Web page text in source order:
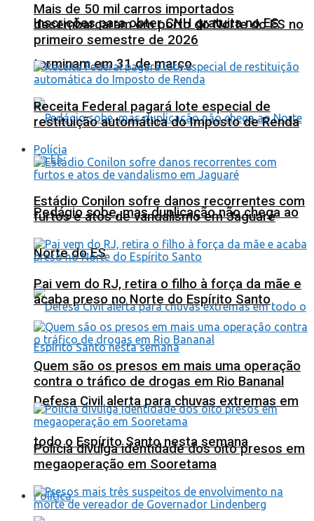
Inscrições para obter CNH gratuita no ES
terminam em 31 de março
Pedágio sobe, mas duplicação não chega ao
Norte do ES
Defesa Civil alerta para chuvas extremas em
todo o Espírito Santo nesta semana
Política
Mais de 50 mil carros importados
desembarcaram em porto do Norte do ES no
primeiro semestre de 2026
Receita Federal pagará lote especial de
restituição automática do Imposto de Renda
Polícia
Estádio Conilon sofre danos recorrentes com
furtos e atos de vandalismo em Jaguaré
Pai vem do RJ, retira o filho à força da mãe e
acaba preso no Norte do Espírito Santo
Quem são os presos em mais uma operação
contra o tráfico de drogas em Rio Bananal
Polícia divulga identidade dos oito presos em
megaoperação em Sooretama